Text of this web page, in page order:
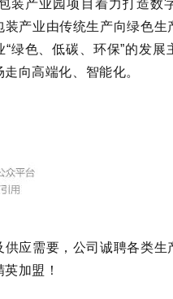
装产业园项目着力打造数
装产业由传统生产向绿色生
“绿色、低碳、环保”的发展
向高端化、智能化。
供应需要，公司诚聘各类生
加盟！